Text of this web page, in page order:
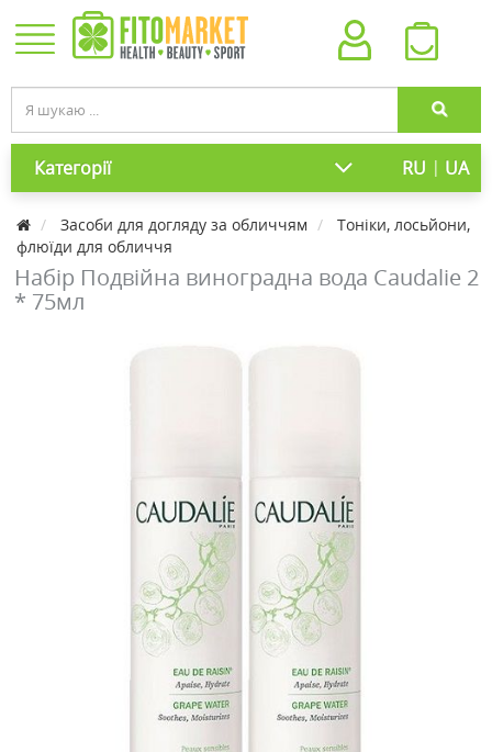
Категорії RU | UA
Засоби для догляду за обличчям
Тоніки, лосьйони,
флюїди для обличчя
Набір Подвійна виноградна вода Caudalie 2
* 75мл